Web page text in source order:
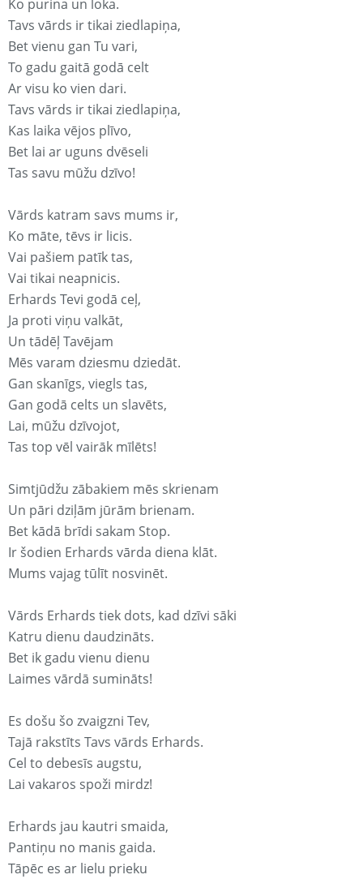
Ko purina un loka.
Tavs vārds ir tikai ziedlapiņa,
Bet vienu gan Tu vari,
To gadu gaitā godā celt
Ar visu ko vien dari.
Tavs vārds ir tikai ziedlapiņa,
Kas laika vējos plīvo,
Bet lai ar uguns dvēseli
Tas savu mūžu dzīvo!
Vārds katram savs mums ir,
Ko māte, tēvs ir licis.
Vai pašiem patīk tas,
Vai tikai neapnicis.
Erhards Tevi godā ceļ,
Ja proti viņu valkāt,
Un tādēļ Tavējam
Mēs varam dziesmu dziedāt.
Gan skanīgs, viegls tas,
Gan godā celts un slavēts,
Lai, mūžu dzīvojot,
Tas top vēl vairāk mīlēts!
Simtjūdžu zābakiem mēs skrienam
Un pāri dziļām jūrām brienam.
Bet kādā brīdi sakam Stop.
Ir šodien Erhards vārda diena klāt.
Mums vajag tūlīt nosvinēt.
Vārds Erhards tiek dots, kad dzīvi sāki
Katru dienu daudzināts.
Bet ik gadu vienu dienu
Laimes vārdā sumināts!
Es došu šo zvaigzni Tev,
Tajā rakstīts Tavs vārds Erhards.
Cel to debesīs augstu,
Lai vakaros spoži mirdz!
Erhards jau kautri smaida,
Pantiņu no manis gaida.
Tāpēc es ar lielu prieku